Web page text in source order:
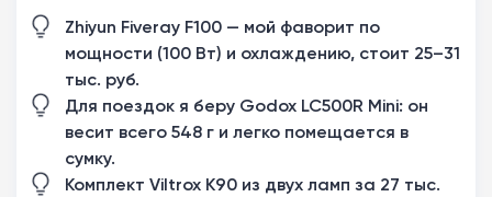
Zhiyun Fiveray F100 — мой фаворит по
мощности (100 Вт) и охлаждению, стоит 25–31
тыс. руб.
Для поездок я беру Godox LC500R Mini: он
весит всего 548 г и легко помещается в
сумку.
Комплект Viltrox K90 из двух ламп за 27 тыс.